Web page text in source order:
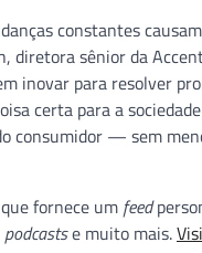
constantes
diretora sênior da
inovar para resolver
certa para a
consumidor — sem
fornece um feed
podcastse muito mais.